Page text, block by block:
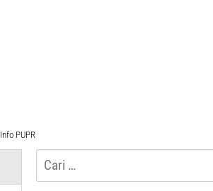
Info PUPR
Cari
untuk: